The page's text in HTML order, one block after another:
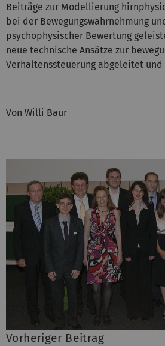
Beiträge zur Modellierung
bei der Bewegungswahrnehmung
psychophysischer Bewertung
neue technische Ansätze zur
Verhaltenssteuerung abgeleitet
Von Willi Baur
Vorheriger Beitrag